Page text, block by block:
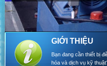
GIỚI THIỆU
Bạn đang cần thiết bị
hóa và dịch vụ kỹ